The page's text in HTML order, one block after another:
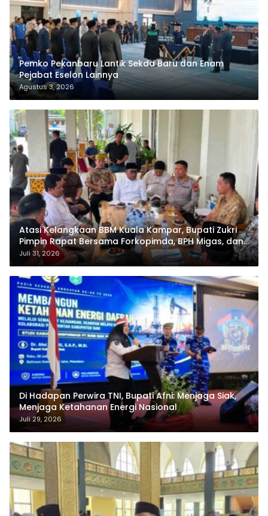
Pemko Pekanbaru Lantik Sekda Baru dan Enam
Pejabat Eselon Lainnya
Agustus 3, 2026
Atasi Kelangkaan BBM Kuala Kampar, Bupati Zukri
Pimpin Rapat Bersama Forkopimda, BPH Migas, dan
Pertamina
Juli 31, 2026
Di Hadapan Perwira TNI, Bupati Afni: Menjaga Siak,
Menjaga Ketahanan Energi Nasional
Juli 29, 2026